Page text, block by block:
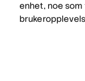
enhet, noe